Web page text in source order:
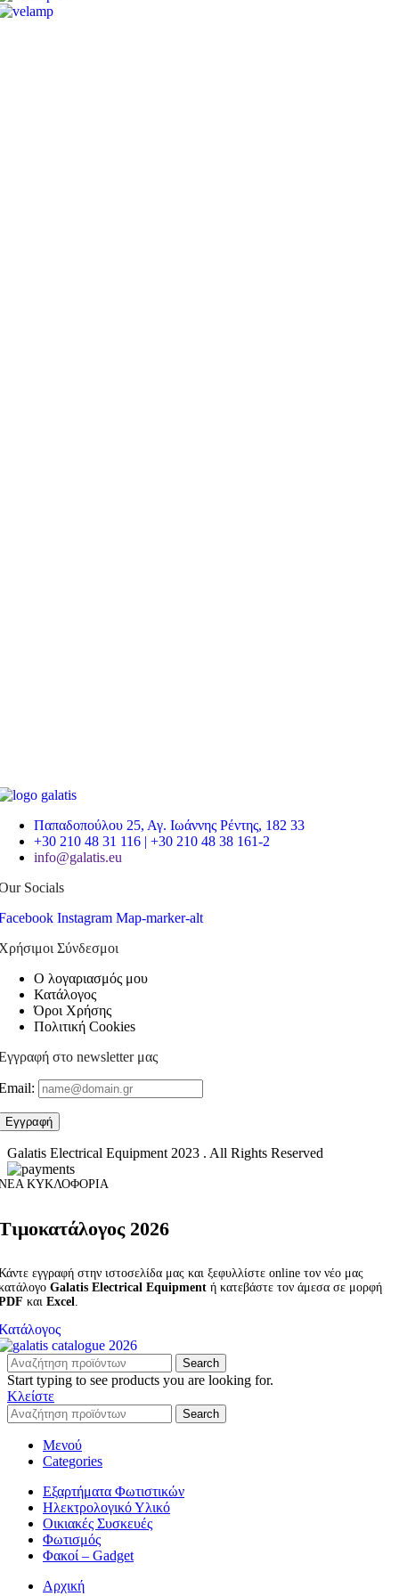
Παπαδοπούλου 25, Αγ. Ιωάννης Ρέντης, 182 33
+30 210 48 31 116 | +30 210 48 38 161-2
info@galatis.eu
Socials
Instagram Map-marker-alt
Σύνδεσμοι
Ο λογαριασμός μου
Κατάλογος
Όροι Χρήσης
Πολιτική Cookies
στο newsletter μας
Galatis Electrical Equipment 2023 . All Rights Reserved
ΚΥΚΛΟΦΟΡΙΑ
2026
εγγραφή στην ιστοσελίδα μας και ξεφυλλίστε online τον νέο μας
Galatis Electrical Equipment ή κατεβάστε τον άμεσα σε μορφή
και Excel.
Search
Start typing to see products you are looking for.
Κλείστε
Search
Μενού
Categories
Εξαρτήματα Φωτιστικών
Ηλεκτρολογικό Υλικό
Οικιακές Συσκευές
Φωτισμός
Φακοί – Gadget
Αρχική